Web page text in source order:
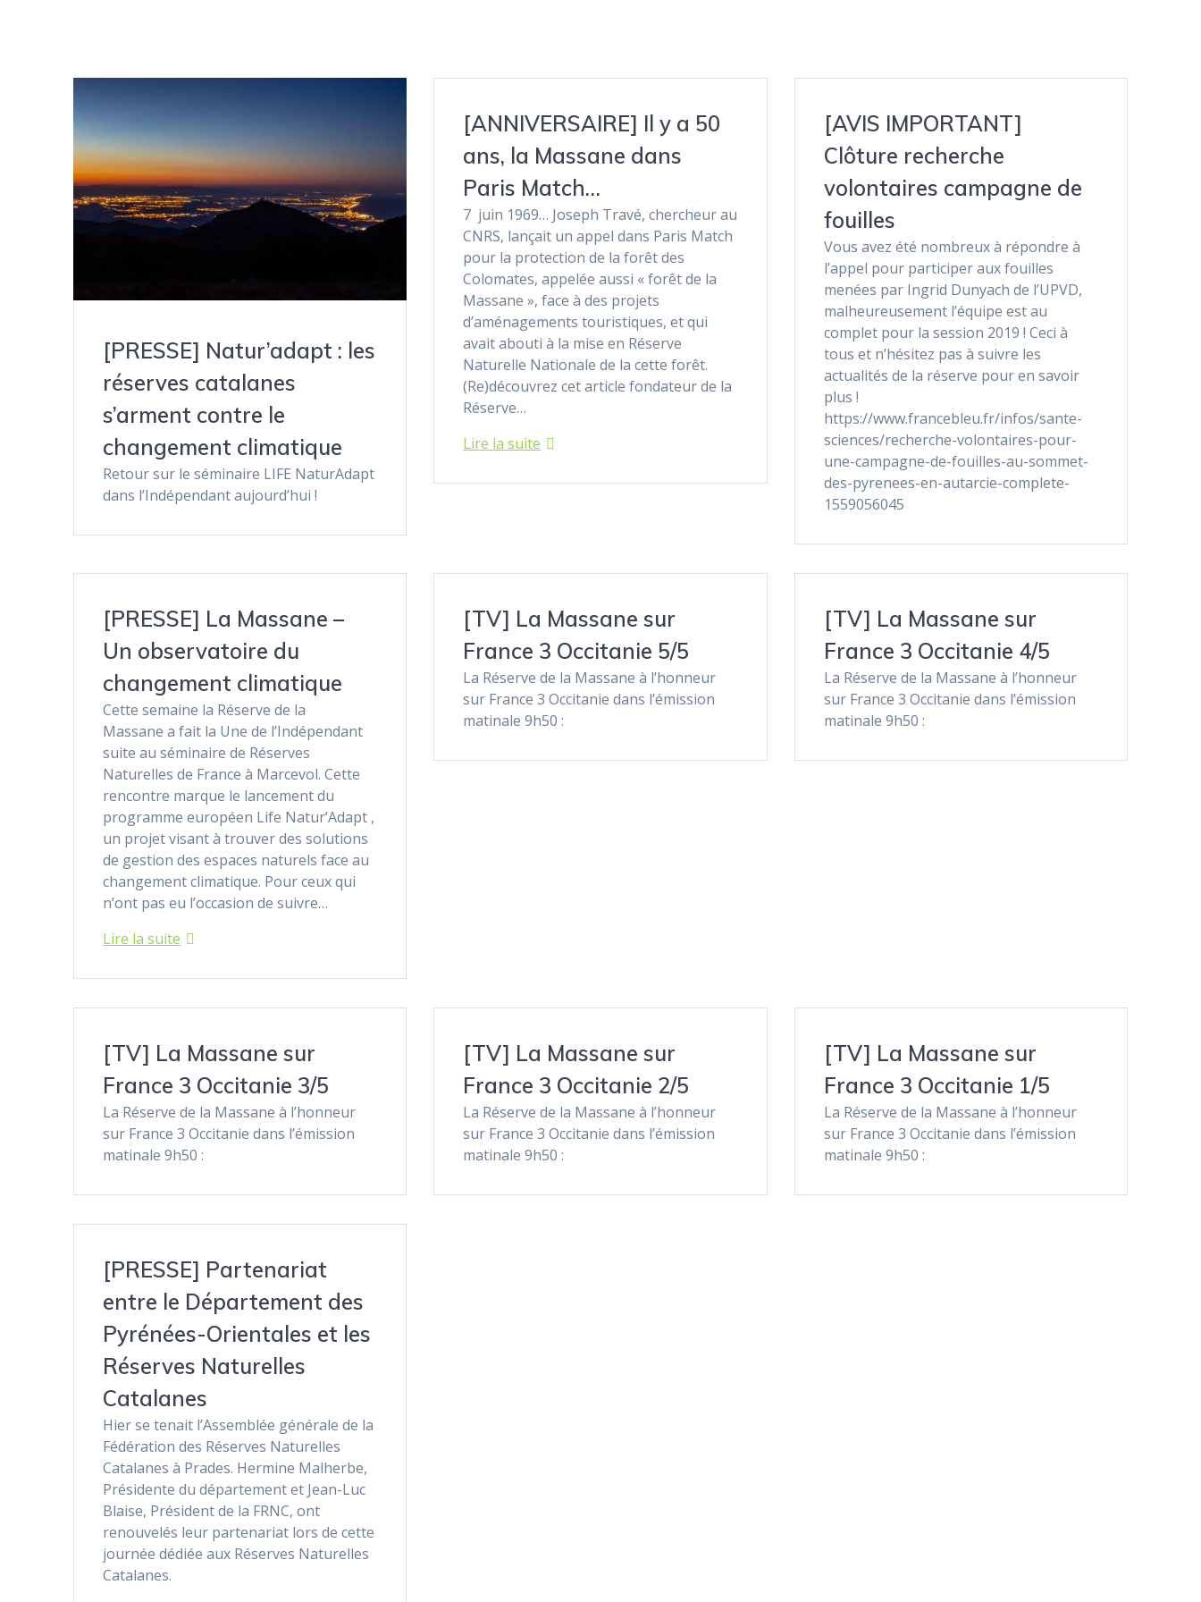
[PRESSE] Natur’adapt : les
réserves catalanes
s’arment contre le
changement climatique
Retour sur le séminaire LIFE NaturAdapt
dans l’Indépendant aujourd’hui !
[ANNIVERSAIRE] Il y a 50
ans, la Massane dans
Paris Match…
7 juin 1969… Joseph Travé, chercheur au
CNRS, lançait un appel dans Paris Match
pour la protection de la forêt des
Colomates, appelée aussi « forêt de la
Massane », face à des projets
d’aménagements touristiques, et qui
avait abouti à la mise en Réserve
Naturelle Nationale de la cette forêt.
(Re)découvrez cet article fondateur de la
Réserve…
Lire la suite
[AVIS IMPORTANT]
Clôture recherche
volontaires campagne de
fouilles
Vous avez été nombreux à répondre à
l’appel pour participer aux fouilles
menées par Ingrid Dunyach de l’UPVD,
malheureusement l’équipe est au
complet pour la session 2019 ! Ceci à
tous et n’hésitez pas à suivre les
actualités de la réserve pour en savoir
plus !
https://www.francebleu.fr/infos/sante-
sciences/recherche-volontaires-pour-
une-campagne-de-fouilles-au-sommet-
des-pyrenees-en-autarcie-complete-
1559056045
[PRESSE] La Massane –
Un observatoire du
changement climatique
Cette semaine la Réserve de la
Massane a fait la Une de l’Indépendant
suite au séminaire de Réserves
Naturelles de France à Marcevol. Cette
rencontre marque le lancement du
programme européen Life Natur’Adapt ,
un projet visant à trouver des solutions
de gestion des espaces naturels face au
changement climatique. Pour ceux qui
n’ont pas eu l’occasion de suivre…
Lire la suite
[TV] La Massane sur
France 3 Occitanie 5/5
La Réserve de la Massane à l’honneur
sur France 3 Occitanie dans l’émission
matinale 9h50 :
[TV] La Massane sur
France 3 Occitanie 4/5
La Réserve de la Massane à l’honneur
sur France 3 Occitanie dans l’émission
matinale 9h50 :
[TV] La Massane sur
France 3 Occitanie 3/5
La Réserve de la Massane à l’honneur
sur France 3 Occitanie dans l’émission
matinale 9h50 :
[TV] La Massane sur
France 3 Occitanie 2/5
La Réserve de la Massane à l’honneur
sur France 3 Occitanie dans l’émission
matinale 9h50 :
[TV] La Massane sur
France 3 Occitanie 1/5
La Réserve de la Massane à l’honneur
sur France 3 Occitanie dans l’émission
matinale 9h50 :
[PRESSE] Partenariat
entre le Département des
Pyrénées-Orientales et les
Réserves Naturelles
Catalanes
Hier se tenait l’Assemblée générale de la
Fédération des Réserves Naturelles
Catalanes à Prades. Hermine Malherbe,
Présidente du département et Jean-Luc
Blaise, Président de la FRNC, ont
renouvelés leur partenariat lors de cette
journée dédiée aux Réserves Naturelles
Catalanes.